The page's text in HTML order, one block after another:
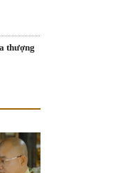
thượng